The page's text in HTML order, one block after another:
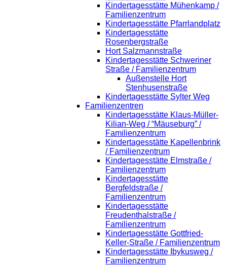
Kindertagesstätte Mühenkamp /
Familienzentrum
Kindertagesstätte Pfarrlandplatz
Kindertagesstätte
Rosenbergstraße
Hort Salzmannstraße
Kindertagesstätte Schweriner
Straße / Familienzentrum
Außenstelle Hort
Stenhusenstraße
Kindertagesstätte Sylter Weg
Familienzentren
Kindertagesstätte Klaus-Müller-
Kilian-Weg / “Mäuseburg” /
Familienzentrum
Kindertagesstätte Kapellenbrink
/ Familienzentrum
Kindertagesstätte Elmstraße /
Familienzentrum
Kindertagesstätte
Bergfeldstraße /
Familienzentrum
Kindertagesstätte
Freudenthalstraße /
Familienzentrum
Kindertagesstätte Gottfried-
Keller-Straße / Familienzentrum
Kindertagesstätte Ibykusweg /
Familienzentrum